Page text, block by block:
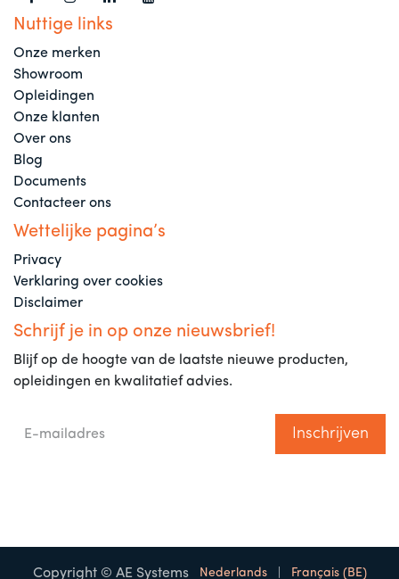
Nuttige links
Onze merken
Showroom
Opleidingen
Onze klanten
Over ons
Blog
Documents
Contacteer ons
Wettelijke pagina’s
Privacy
Verklaring over cookies
Disclaimer
Schrijf je in op onze nieuwsbrief!
Blijf op de hoogte van de laatste nieuwe producten,
opleidingen en kwalitatief advies.
Inschrijven
Copyright © AE Systems Nederlands Français (BE)